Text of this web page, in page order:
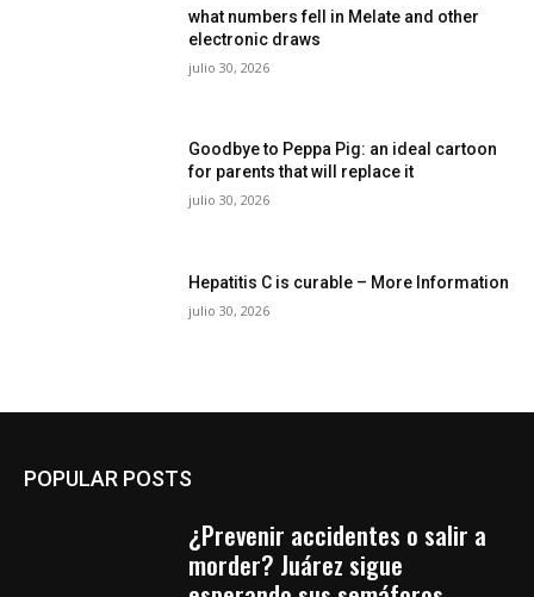
what numbers fell in Melate and other
electronic draws
julio 30, 2026
Goodbye to Peppa Pig: an ideal cartoon
for parents that will replace it
julio 30, 2026
Hepatitis C is curable – More Information
julio 30, 2026
POPULAR POSTS
¿Prevenir accidentes o salir a
morder? Juárez sigue